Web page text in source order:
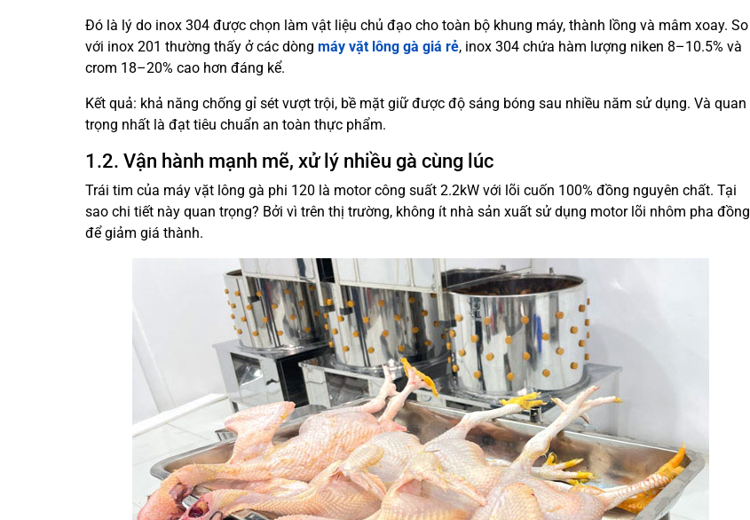
Đó là lý do inox 304 được chọn làm vật liệu chủ đạo cho toàn bộ khung máy, thành lồng và mâm xoay. So
với inox 201 thường thấy ở các dòng máy vặt lông gà giá rẻ, inox 304 chứa hàm lượng niken 8–10.5% và
crom 18–20% cao hơn đáng kể.
Kết quả: khả năng chống gỉ sét vượt trội, bề mặt giữ được độ sáng bóng sau nhiều năm sử dụng. Và quan
trọng nhất là đạt tiêu chuẩn an toàn thực phẩm.
1.2. Vận hành mạnh mẽ, xử lý nhiều gà cùng lúc
Trái tim của máy vặt lông gà phi 120 là motor công suất 2.2kW với lõi cuốn 100% đồng nguyên chất. Tại
sao chi tiết này quan trọng? Bởi vì trên thị trường, không ít nhà sản xuất sử dụng motor lõi nhôm pha đồng
để giảm giá thành.